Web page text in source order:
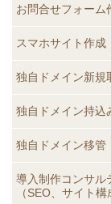
お問合せフォーム
スマホサイト作成
独自ドメイン新
独自ドメイン持込
独自ドメイン移管
導入制作コンサル
（SEO、サイト構